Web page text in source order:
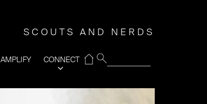
SCOUTS AND NERDS
AMPLIFY CONNECT
⌂